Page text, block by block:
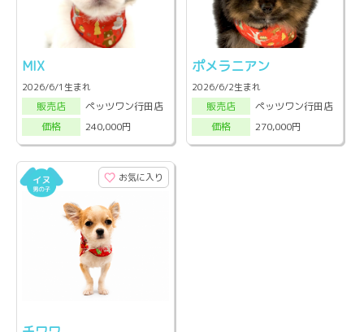
MIX
2026/6/1生まれ
販売店
ペッツワン行田店
価格
240,000円
ポメラニアン
2026/6/2生まれ
販売店
ペッツワン行田店
価格
270,000円
お気に入り